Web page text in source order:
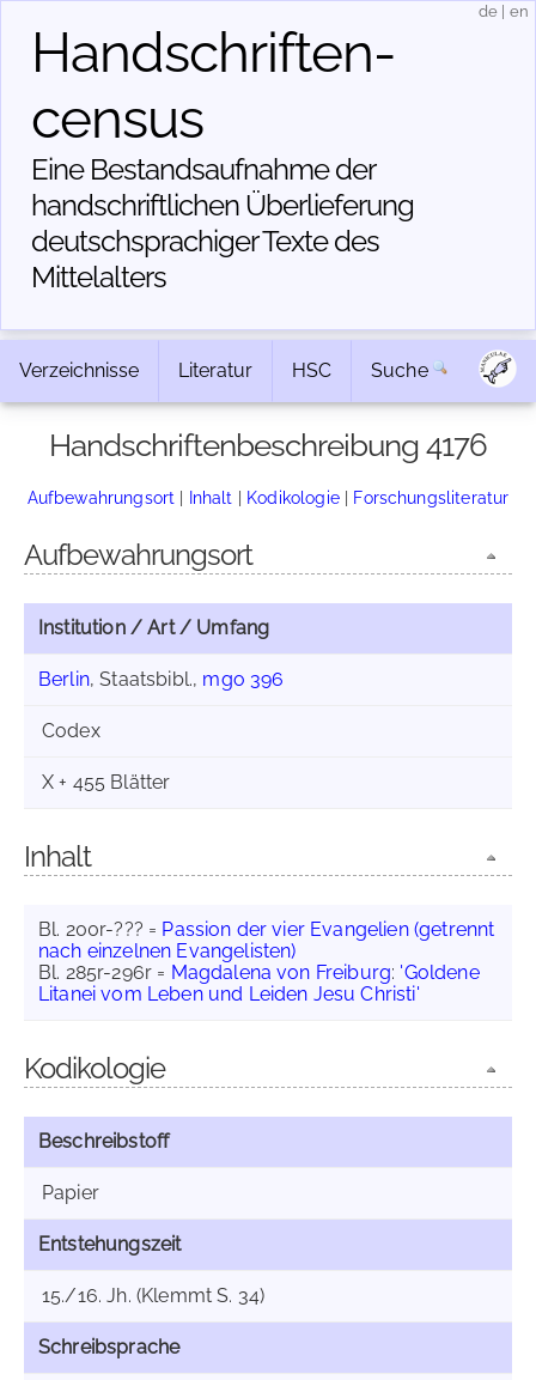
Handschriften­
census
Eine Bestandsaufnahme der
handschriftlichen Über­lieferung
deutschsprachiger Texte des
Mittelalters
de en
Verzeichnisse Literatur HSC Suche
Handschriftenbeschreibung 4176
Aufbewahrungsort | Inhalt | Kodikologie| Forschungsliteratur
Aufbewahrungsort
Institution / Art / Umfang
Berlin, Staatsbibl., mgo 396
Codex
X + 455 Blätter
Inhalt
Bl. 200r-??? = Passion der vier Evangelien (getrennt
nach einzelnen Evangelisten)
Bl. 285r-296r = Magdalena von Freiburg: 'Goldene
Litanei vom Leben und Leiden Jesu Christi'
Kodikologie
Beschreibstoff
Papier
Entstehungszeit
15./16. Jh. (Klemmt S. 34)
Schreibsprache